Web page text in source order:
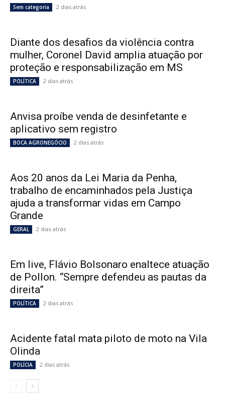
Sem categoria 2 dias atrás
Diante dos desafios da violência contra
mulher, Coronel David amplia atuação por
proteção e responsabilização em MS
POLÍTICA 2 dias atrás
Anvisa proíbe venda de desinfetante e
aplicativo sem registro
BOCA AGRONEGÓCIO 2 dias atrás
Aos 20 anos da Lei Maria da Penha,
trabalho de encaminhados pela Justiça
ajuda a transformar vidas em Campo
Grande
GERAL 2 dias atrás
Em live, Flávio Bolsonaro enaltece atuação
de Pollon. “Sempre defendeu as pautas da
direita”
POLÍTICA 2 dias atrás
Acidente fatal mata piloto de moto na Vila
Olinda
POLÍCIA 2 dias atrás